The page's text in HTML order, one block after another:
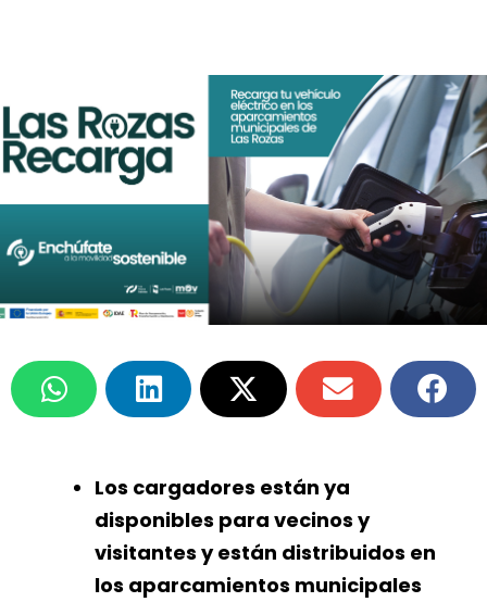
Los cargadores están ya
disponibles para vecinos y
visitantes y están distribuidos en
los aparcamientos municipales